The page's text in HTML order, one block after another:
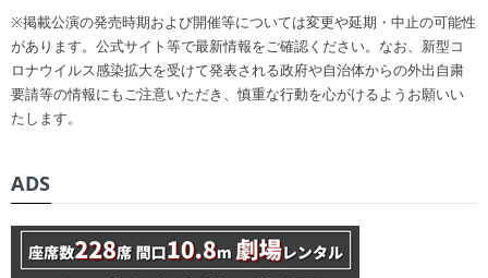
※掲載公演の発売時期および開催等については変更や延期・中止の可能性
があります。公式サイト等で最新情報をご確認ください。なお、新型コ
ロナウイルス感染拡大を受けて発表される政府や自治体からの外出自粛
要請等の情報にもご注意いただき、慎重な行動を心がけるようお願いい
たします。
ADS